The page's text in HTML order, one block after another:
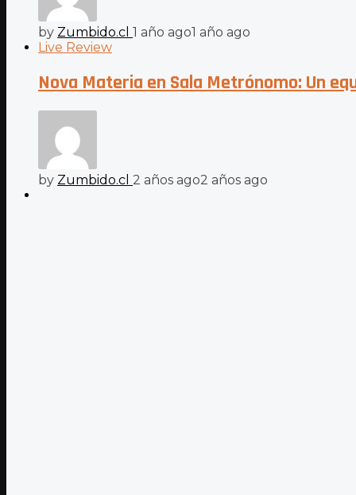
by Zumbido.cl 1 año ago1 año ago
Live Review
Nova Materia en Sala Metrónomo: Un
by Zumbido.cl 2 años ago2 años ago